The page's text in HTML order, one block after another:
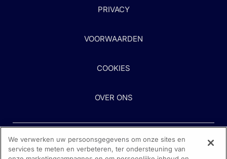
PRIVACY
VOORWAARDEN
COOKIES
OVER ONS
We verwerken uw persoonsgegevens om onze sites en
services te meten en verbeteren, ter ondersteuning van